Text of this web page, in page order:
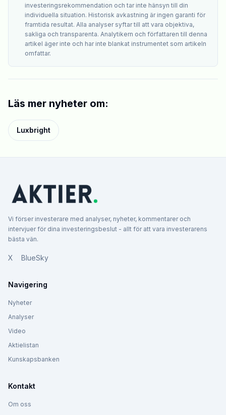
investeringsrekommendation och tar inte hänsyn till din
individuella situation. Historisk avkastning är ingen garanti för
framtida resultat. Alla analyser syftar till att vara objektiva,
sakliga och transparenta. Analytikern och författaren till denna
artikel äger inte och har inte blankat instrumentet som artikeln
omfattar.
Läs mer nyheter om:
Luxbright
Vi förser investerare med analyser, nyheter, kommentarer och
intervjuer för dina investeringsbeslut - allt för att vara investerarens
bästa vän.
X BlueSky
Navigering
Nyheter
Analyser
Video
Aktielistan
Kunskapsbanken
Kontakt
Om oss